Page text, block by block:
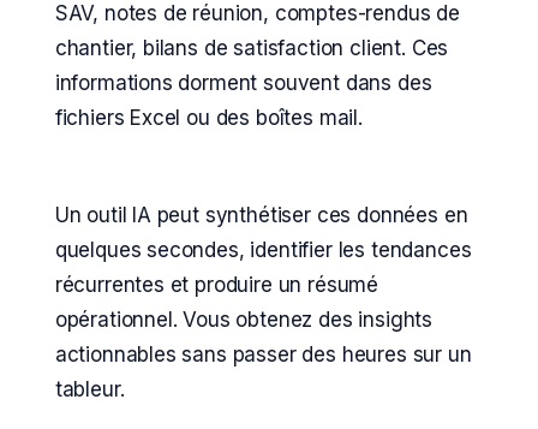
SAV, notes de réunion, comptes-rendus de
chantier, bilans de satisfaction client. Ces
informations dorment souvent dans des
fichiers Excel ou des boîtes mail.
Un outil IA peut synthétiser ces données en
quelques secondes, identifier les tendances
récurrentes et produire un résumé
opérationnel. Vous obtenez des insights
actionnables sans passer des heures sur un
tableur.